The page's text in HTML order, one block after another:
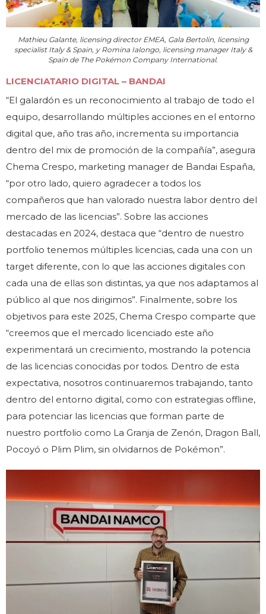
Mathieu Galante, licensing director EMEA, Gala Bertolin, licensing
specialist Italy & Spain, y Romina Ialongo, licensing manager Italy &
Spain de The Pokémon Company International.
LICENCIATARIO DIGITAL – BANDAI
“El galardón es un reconocimiento al trabajo de todo el
equipo, desarrollando múltiples acciones en el entorno
digital que, año tras año, incrementa su importancia
dentro del mix de promoción de la compañía”, asegura
Chema Crespo, marketing manager de Bandai España,
“por otro lado, quiero agradecer a todos los
compañeros que han valorado nuestra labor dentro del
mercado de las licencias”. Sobre las acciones
destacadas en 2024, destaca que “dentro de nuestro
portfolio tenemos múltiples licencias, cada una con un
target diferente, con lo que las acciones digitales con
cada una de ellas son distintas, ya que nos adaptamos al
público al que nos dirigimos”. Finalmente, sobre los
objetivos para este 2025, Chema Crespo comparte que
“creemos que el mercado licenciado este año
experimentará un crecimiento, mostrando la potencia
de las licencias conocidas por todos. Dentro de esta
expectativa, nosotros continuaremos trabajando, tanto
dentro del entorno digital, como con estrategias offline,
para potenciar las licencias que forman parte de
nuestro portfolio como La Granja de Zenón, Dragon Ball,
Pocoyó o Plim Plim, sin olvidarnos de Pokémon”.